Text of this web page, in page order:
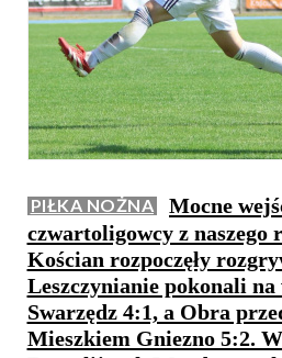
PIŁKA NOŻNA
Mocne
czwartoligowcy z naszego
Kościan rozpoczęły
Leszczynianie pokonali
Swarzędz 4:1, a Obra
Mieszkiem Gniezno 5:2.